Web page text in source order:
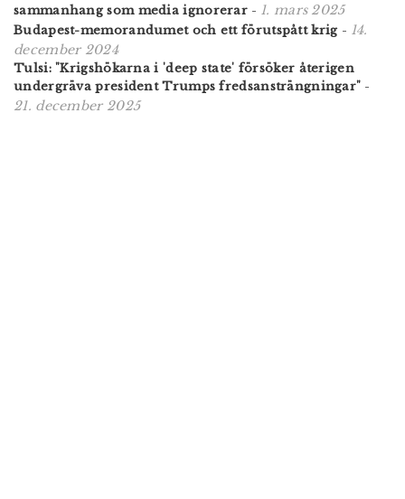
sammanhang som media ignorerar - 1. mars 2025
Budapest-memorandumet och ett förutspått krig- 14.
december 2024
Tulsi: "Krigshökarna i 'deep state' försöker återigen
undergräva president Trumps fredsansträngningar" -
21. december 2025